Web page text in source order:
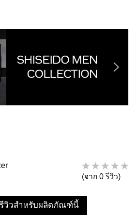
(จาก 0 รีวิว)
วิวสำหรับผลิตภัณฑ์นี้